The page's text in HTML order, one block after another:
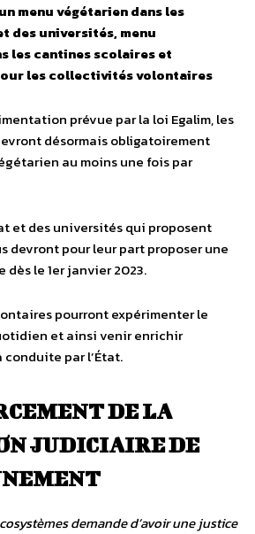
menu végétarien dans les
des universités, menu
les cantines scolaires et
les collectivités volontaires
prévue par la loi Egalim, les
désormais obligatoirement
au moins une fois par
et des universités qui proposent
devront pour leur part proposer une
le 1er janvier 2023.
pourront expérimenter le
et ainsi venir enrichir
par l’État.
DE LA
JUDICIAIRE DE
demande d’avoir une justice